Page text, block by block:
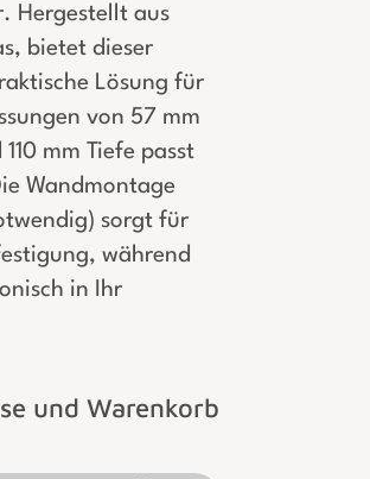
Hergestellt aus
bietet dieser
Lösung für
von 57 mm
mm Tiefe passt
Wandmontage
sorgt für
während
in Ihr
und Warenkorb